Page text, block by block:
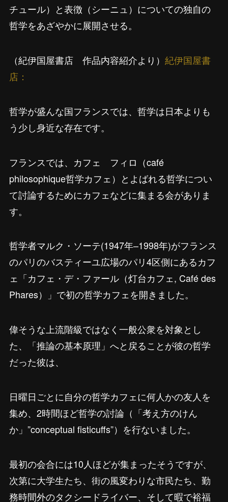
チュール）と表徴（シーニュ）についての独自の
哲学をあざやかに展開させる。
（紀伊国屋書店 作品内容紹介より） 紀伊国屋書
店：
哲学が盛んな国フランスでは、哲学は日本よりも
う少し身近な存在です。
フランスでは、カフェ フィロ（café
philosophique哲学カフェ）とよばれる哲学につい
て討論するためにカフェなどに集まる会がありま
す。
哲学者マルク・ソーテ(1947年–1998年)がフランス
のパリのバスティーユ広場のパリ4区側にあるカフ
ェ「カフェ・デ・ファール（灯台カフェ, Café des
Phares）」で初の哲学カフェを開きました。
偉そうな上流階級ではなく一般公衆を対象とし
た、「推論の基本原理」へと戻ることが彼の哲学
だった彼は、
日曜日ごとに自分の哲学カフェに何人かの友人を
集め、2時間ほど哲学の討論（「考え方のけん
か」”conceptual fisticuffs”）を行ないました。
最初の会合には10人ほどが集まったそうですが、
次第に大学生たち、街の風変わりな市民たち、勤
務時間外のタクシードライバー、そして暇で裕福